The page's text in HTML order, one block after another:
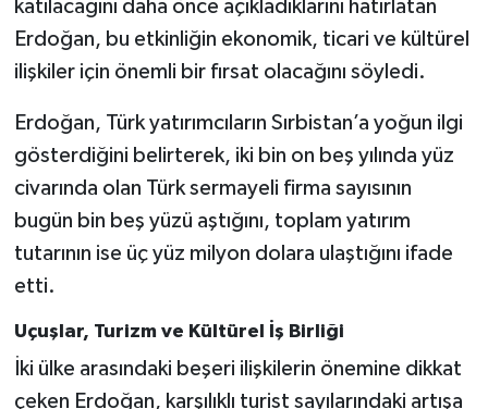
katılacağını daha önce açıkladıklarını hatırlatan
Erdoğan, bu etkinliğin ekonomik, ticari ve kültürel
ilişkiler için önemli bir fırsat olacağını söyledi.
Erdoğan, Türk yatırımcıların Sırbistan’a yoğun ilgi
gösterdiğini belirterek, iki bin on beş yılında yüz
civarında olan Türk sermayeli firma sayısının
bugün bin beş yüzü aştığını, toplam yatırım
tutarının ise üç yüz milyon dolara ulaştığını ifade
etti.
Uçuşlar, Turizm ve Kültürel İş Birliği
İki ülke arasındaki beşeri ilişkilerin önemine dikkat
çeken Erdoğan, karşılıklı turist sayılarındaki artışa